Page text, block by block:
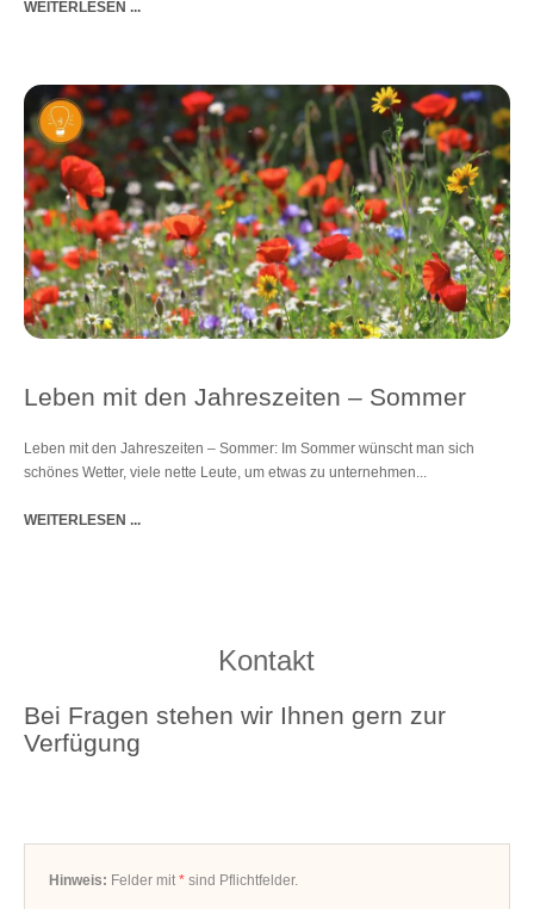
WEITERLESEN ...
Leben mit den Jahreszeiten – Sommer
Leben mit den Jahreszeiten – Sommer: Im Sommer wünscht man sich
schönes Wetter, viele nette Leute, um etwas zu unternehmen...
WEITERLESEN ...
Kontakt
Bei Fragen stehen wir Ihnen gern zur
Verfügung
Hinweis: Felder mit* sind Pflichtfelder.